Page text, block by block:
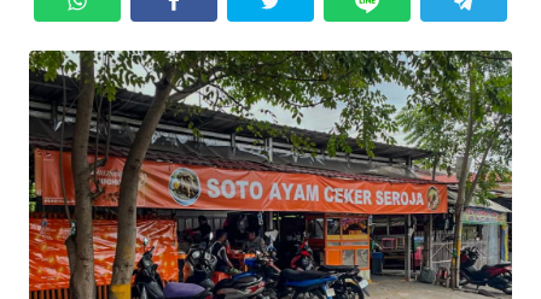
SERBI
OPINI
Informasi
INDEKS
BERITA
KONTAK